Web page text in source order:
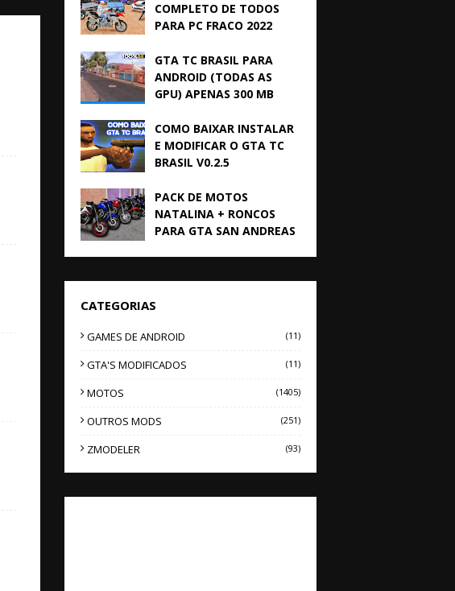
COMPLETO DE TODOS
PARA PC FRACO 2022
GTA TC BRASIL PARA
ANDROID (TODAS AS
GPU) APENAS 300 MB
COMO BAIXAR INSTALAR
E MODIFICAR O GTA TC
BRASIL V0.2.5
PACK DE MOTOS
NATALINA + RONCOS
PARA GTA SAN ANDREAS
CATEGORIAS
GAMES DE ANDROID (11)
GTA'S MODIFICADOS (11)
MOTOS (1405)
OUTROS MODS (251)
ZMODELER (93)